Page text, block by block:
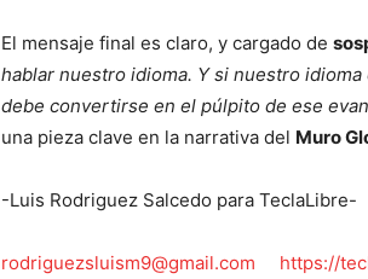
El mensaje final es claro, y cargado de
hablar nuestro idioma. Y si nuestro
debe convertirse en el púlpito de ese
una pieza clave en la narrativa del Muro
-Luis Rodriguez Salcedo para TeclaLibre-
rodriguezsluism9@gmail.com https://